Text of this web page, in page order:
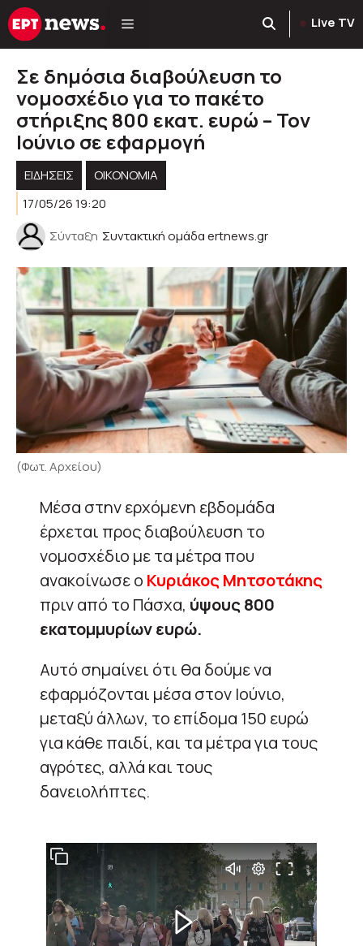
Μετάβαση
σε
Live TV
Σε δημόσια διαβούλευση το
νομοσχέδιο για το πακέτο
στήριξης 800 εκατ. ευρώ – Τον
Ιούνιο σε εφαρμογή
ΕΙΔΗΣΕΙΣ
ΟΙΚΟΝΟΜΙΑ
17/05/26 19:20
Σύνταξη Συντακτική ομάδα ertnews.gr
(Φωτ. Αρχείου)
Μέσα στην ερχόμενη εβδομάδα
έρχεται προς διαβούλευση το
νομοσχέδιο με τα μέτρα που
ανακοίνωσε ο Κυριάκος Μητσοτάκης
πριν από το Πάσχα, ύψους 800
εκατομμυρίων ευρώ.
Αυτό σημαίνει ότι θα δούμε να
εφαρμόζονται μέσα στον Ιούνιο,
μεταξύ άλλων, το επίδομα 150 ευρώ
για κάθε παιδί, και τα μέτρα για τους
αγρότες, αλλά και τους
δανειολήπτες.